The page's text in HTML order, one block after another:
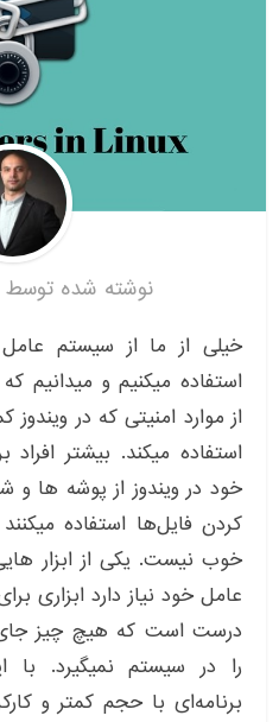
نوشته شده توسط
خیلی از ما از سیستم
استفاده میکنیم و میدانیم
از موارد امنیتی که در
استفاده میکند. بیشتر
کردن فایل‌ها استفاده
خوب نیست. یکی از ابزار
عامل خود نیاز دارد ابزاری
را در سیستم نمیگیرد.
برنامه‌ای با حجم کمتر و